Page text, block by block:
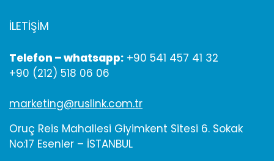
İLETİŞİM
Telefon – whatsapp: +90 541 457 41 32
+90 (212) 518 06 06
marketing@ruslink.com.tr
Oruç Reis Mahallesi Giyimkent Sitesi 6. Sokak
No:17 Esenler – İSTANBUL